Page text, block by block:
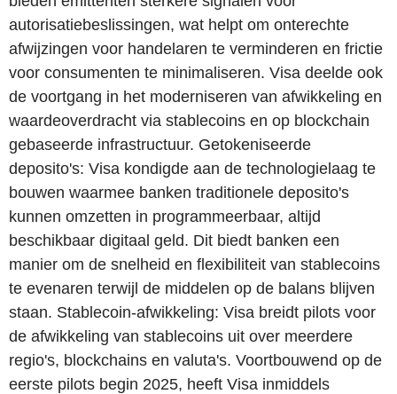
autorisatiebeslissingen, wat helpt om onterechte
afwijzingen voor handelaren te verminderen en frictie
voor consumenten te minimaliseren. Visa deelde ook
de voortgang in het moderniseren van afwikkeling en
waardeoverdracht via stablecoins en op blockchain
gebaseerde infrastructuur. Getokeniseerde
deposito's: Visa kondigde aan de technologielaag te
bouwen waarmee banken traditionele deposito's
kunnen omzetten in programmeerbaar, altijd
beschikbaar digitaal geld. Dit biedt banken een
manier om de snelheid en flexibiliteit van stablecoins
te evenaren terwijl de middelen op de balans blijven
staan. Stablecoin-afwikkeling: Visa breidt pilots voor
de afwikkeling van stablecoins uit over meerdere
regio's, blockchains en valuta's. Voortbouwend op de
eerste pilots begin 2025, heeft Visa inmiddels